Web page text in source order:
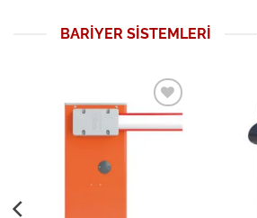
BARIYER SISTEMLERI
Add to
wishlist